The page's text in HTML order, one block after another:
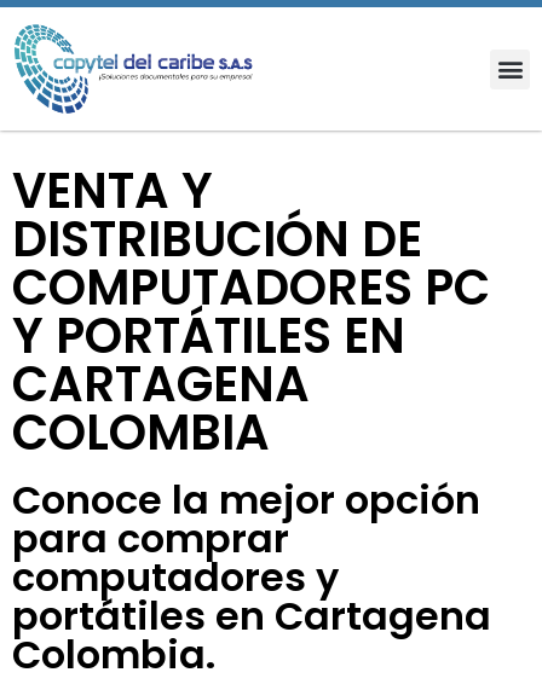
VENTA Y
DISTRIBUCIÓN DE
COMPUTADORES PC
Y PORTÁTILES EN
CARTAGENA
COLOMBIA
Conoce la mejor opción
para comprar
computadores y
portátiles en Cartagena
Colombia.